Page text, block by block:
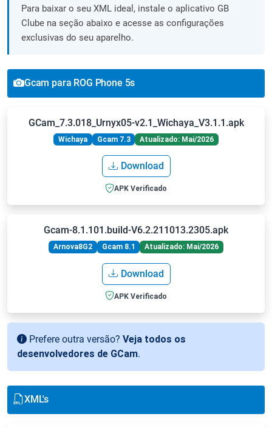
Para baixar o seu XML ideal, instale o aplicativo GB
Clube na seção abaixo e acesse as configurações
exclusivas do seu aparelho.
Gcam para ROG Phone 5s
GCam_7.3.018_Urnyx05-v2.1_Wichaya_V3.1.1.apk
Wichaya Gcam 7.3 Atualizado: Mai/2026
Download
APK Verificado
Gcam-8.1.101.build-V6.2.211013.2305.apk
Arnova8G2 Gcam 8.1 Atualizado: Mai/2026
Download
APK Verificado
Prefere outra versão? Veja todos os
desenvolvedores de GCam.
XML's